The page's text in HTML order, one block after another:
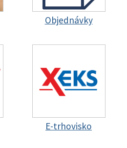
Objednávky
E-trhovisko